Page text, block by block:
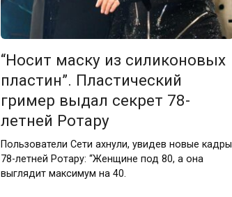
“Носит маску из силиконовых
пластин”. Пластический
гример выдал секрет 78-
летней Ротару
Пользователи Сети ахнули, увидев новые кадры
78-летней Ротару: “Женщине под 80, а она
выглядит максимум на 40.